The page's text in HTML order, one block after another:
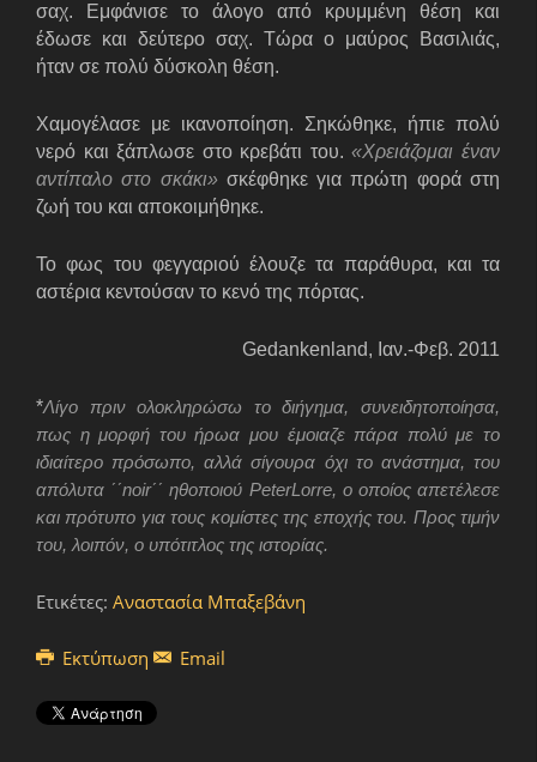
σαχ. Εμφάνισε το άλογο από κρυμμένη θέση και
έδωσε και δεύτερο σαχ. Τώρα ο μαύρος Βασιλιάς,
ήταν σε πολύ δύσκολη θέση.
Χαμογέλασε με ικανοποίηση. Σηκώθηκε, ήπιε πολύ
νερό και ξάπλωσε στο κρεβάτι του.«Χρειάζομαι έναν
αντίπαλο στο σκάκι»σκέφθηκε για πρώτη φορά στη
ζωή του και αποκοιμήθηκε.
Το φως του φεγγαριού έλουζε τα παράθυρα, και τα
αστέρια κεντούσαν το κενό της πόρτας.
Gedankenland, Ιαν.-Φεβ. 2011
*Λίγο πριν ολοκληρώσω το διήγημα, συνειδητοποίησα,
πως η μορφή του ήρωα μου έμοιαζε πάρα πολύ με το
ιδιαίτερο πρόσωπο, αλλά σίγουρα όχι το ανάστημα, του
απόλυτα ΄΄noir΄΄ ηθοποιού PeterLorre, ο οποίος απετέλεσε
και πρότυπο για τους κομίστες της εποχής του. Προς τιμήν
του, λοιπόν, ο υπότιτλος της ιστορίας.
Ετικέτες: Αναστασία Μπαξεβάνη
Εκτύπωση Email